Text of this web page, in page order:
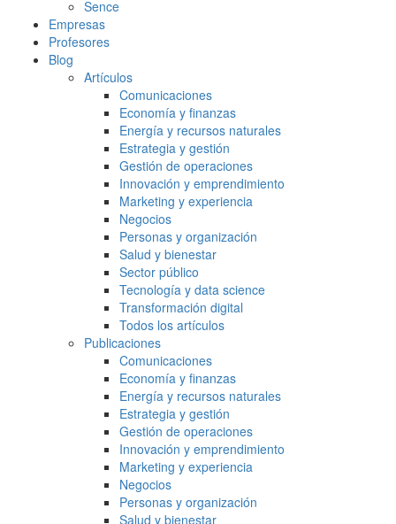
Sence
Empresas
Profesores
Blog
Artículos
Comunicaciones
Economía y finanzas
Energía y recursos naturales
Estrategia y gestión
Gestión de operaciones
Innovación y emprendimiento
Marketing y experiencia
Negocios
Personas y organización
Salud y bienestar
Sector público
Tecnología y data science
Transformación digital
Todos los artículos
Publicaciones
Comunicaciones
Economía y finanzas
Energía y recursos naturales
Estrategia y gestión
Gestión de operaciones
Innovación y emprendimiento
Marketing y experiencia
Negocios
Personas y organización
Salud y bienestar